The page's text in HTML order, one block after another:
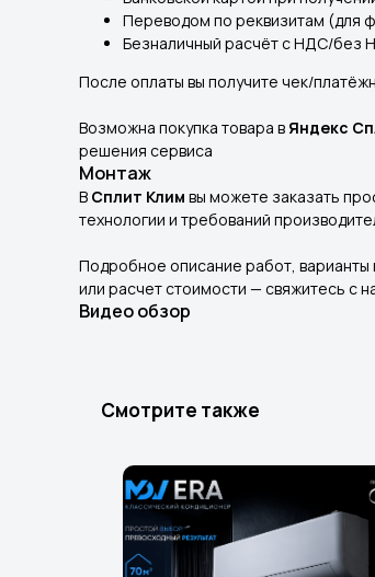
Переводом по реквизитам (для
Безналичный расчёт с НДС/без
После оплаты вы получите чек/
Возможна покупка товара в Яндекс
решения сервиса
Монтаж
В Сплит Клим вы можете заказать
технологии и требований
Подробное описание работ, варианты
или расчет стоимости — свяжитесь с
Видео обзор
Смотрите также